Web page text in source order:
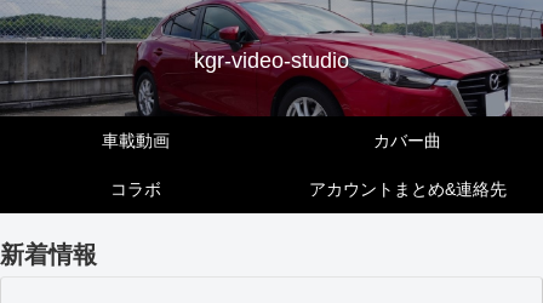
kgr-video-studio
車載動画 カバー曲
コラボ アカウントまとめ&連絡先
新着情報